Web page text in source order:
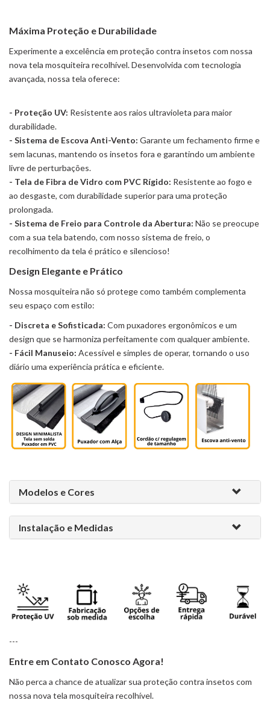
Máxima Proteção e Durabilidade
Experimente a excelência em proteção contra insetos com nossa
nova tela mosquiteira recolhível. Desenvolvida com tecnologia
avançada, nossa tela oferece:
- Proteção UV: Resistente aos raios ultravioleta para maior
durabilidade.
- Sistema de Escova Anti-Vento: Garante um fechamento firme e
sem lacunas, mantendo os insetos fora e garantindo um ambiente
livre de perturbações.
- Tela de Fibra de Vidro com PVC Rígido: Resistente ao fogo e
ao desgaste, com durabilidade superior para uma proteção
prolongada.
- Sistema de Freio para Controle da Abertura: Não se preocupe
com a sua tela batendo, com nosso sistema de freio, o
recolhimento da tela é prático e silencioso!
Design Elegante e Prático
Nossa mosquiteira não só protege como também complementa
seu espaço com estilo:
- Discreta e Sofisticada: Com puxadores ergonômicos e um
design que se harmoniza perfeitamente com qualquer ambiente.
- Fácil Manuseio: Acessível e simples de operar, tornando o uso
diário uma experiência prática e eficiente.
Modelos e Cores
Instalação e Medidas
---
Entre em Contato Conosco Agora!
Não perca a chance de atualizar sua proteção contra insetos com
nossa nova tela mosquiteira recolhível.